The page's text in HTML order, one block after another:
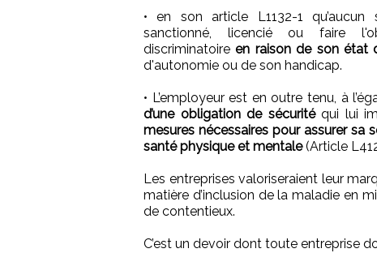
• en son article L1132-1
sanctionné, licencié ou faire
discriminatoireen raison de son état
d'autonomie ou de son handicap.
• L’employeur est en outre tenu, à
d’une obligation de sécuritéqui lui
mesures nécessaires pour assurer sa
santé physique et mentale(Article
Les entreprises valoriseraient leur
matière d’inclusion de la maladie en
de contentieux.
C’est un devoir dont toute entreprise